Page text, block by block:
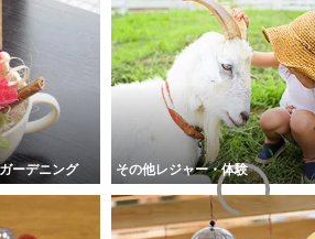
ーデニング その他レジャー・体験